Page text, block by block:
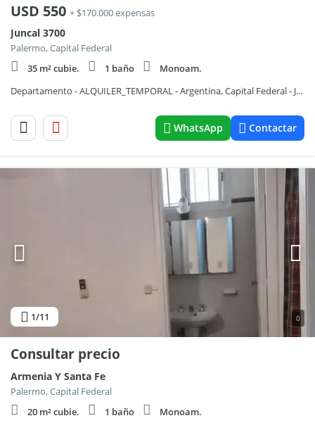
USD 550 + $170.000 expensas
Juncal 3700
Palermo, Capital Federal
35 m² cubie.
1 baño
Monoam.
Departamento - ALQUILER_TEMPORAL - Argentina, Capital Federal - Juncal 3700
WhatsApp Contactar
1/11 0
Consultar precio
Armenia Y Santa Fe
Palermo, Capital Federal
20 m² cubie.
1 baño
Monoam.